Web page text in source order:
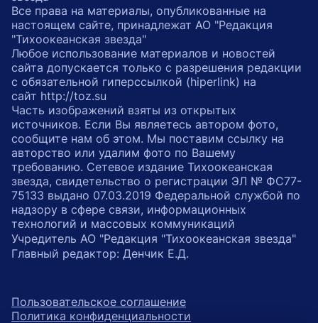
Все права на материалы, опубликованные на
настоящем сайте, принадлежат АО "Редакция
"Тихоокеанская звезда"
Любое использование материалов и новостей
сайта допускается только с разрешения редакции
с обязательной гиперссылкой (hiperlink) на
сайт http://toz.su
Часть изображений взяты из открытых
источников. Если Вы являетесь автором фото,
сообщите нам об этом. Мы поставим ссылку на
авторство или удалим фото по Вашему
требованию. Сетевое издание Тихоокеанская
звезда, свидетельство о регистрации ЭЛ № ФС77-
75133 выдано 07.03.2019 Федеральной службой по
надзору в сфере связи, информационных
технологий и массовых коммуникаций
Учредитель АО "Редакция "Тихоокеанская звезда"
Главный редактор: Денчик Е.Д.
Пользовательское соглашение
Политика конфиденциальности